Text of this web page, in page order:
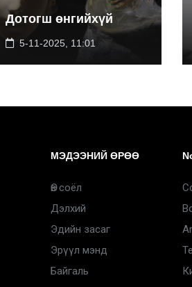
Дотогш өнгийхүй
5-11-2025, 11:01
МЭДЭЭНИЙ ӨРӨӨ
Өв соёл
Дэлхий
Эдийн засаг
Эрүүл мэнд
Байгаль